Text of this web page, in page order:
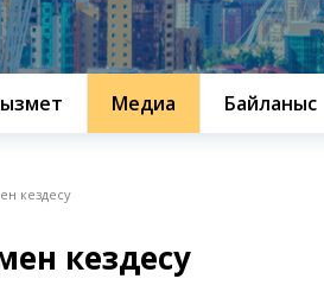
Медиа Байланыс
кездесу
кездесу